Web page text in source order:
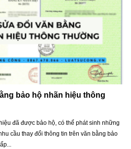
bảo hộ nhãn hiệu thông
đã được bảo hộ, có thể phát sinh những
cầu thay đổi thông tin trên văn bằng bảo